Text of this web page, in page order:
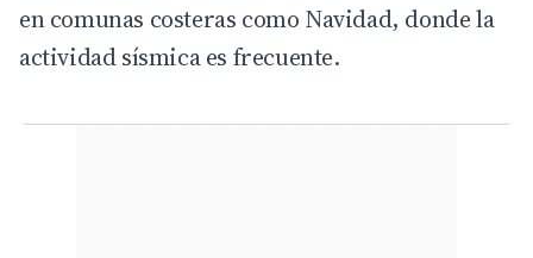
en comunas costeras como Navidad, donde la
actividad sísmica es frecuente.